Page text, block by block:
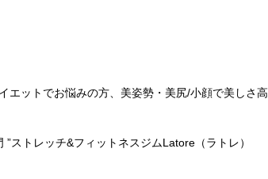
エットでお悩みの方、美姿勢・美尻/小顔で美しさ
”ストレッチ&フィットネスジムLatore （ラトレ）